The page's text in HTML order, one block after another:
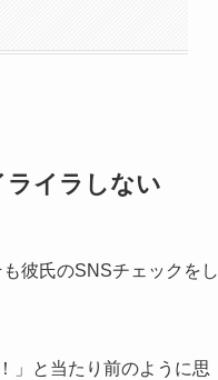
ライラしない
彼氏のSNSチェックをし
」と当たり前のように思